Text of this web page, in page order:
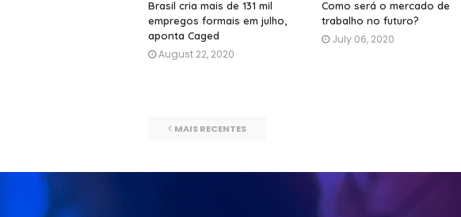
Brasil cria mais de 131 mil
empregos formais em julho,
aponta Caged
August 22, 2020
Como será o mercado de
trabalho no futuro?
July 06, 2020
MAIS RECENTES